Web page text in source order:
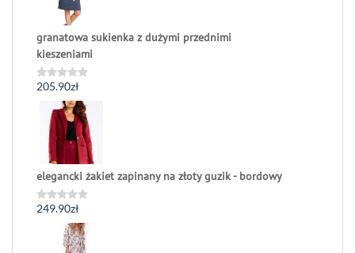
granatowa sukienka z dużymi przednimi
kieszeniami
Oceniono
205.90zł
elegancki żakiet zapinany na złoty guzik - bordowy
Oceniono
249.90zł